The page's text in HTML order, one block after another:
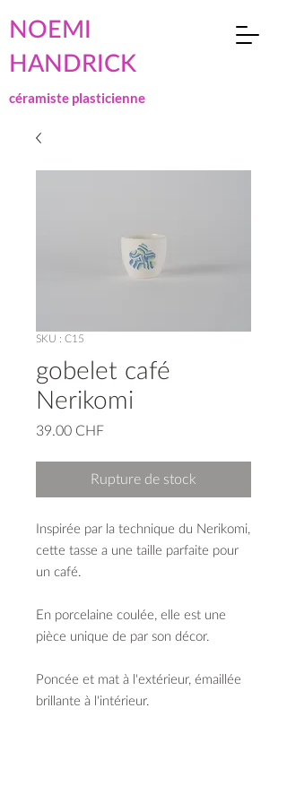
NOEMI
HANDRICK
céramiste plasticienne
SKU : C15
gobelet café
Nerikomi
39.00 CHFPrix
Rupture de stock
Inspirée par la technique du Nerikomi,
cette tasse a une taille parfaite pour
un café.
En porcelaine coulée, elle est une
pièce unique de par son décor.
Poncée et mat à l'extérieur, émaillée
brillante à l'intérieur.